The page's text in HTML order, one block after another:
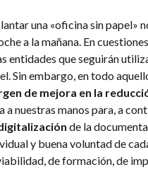
una «oficina sin papel»
a la mañana. En
entidades que seguirán
Sin embargo, en todo
de mejora en la
a nuestras manos para, a
de la
y buena voluntad de
de formación, de